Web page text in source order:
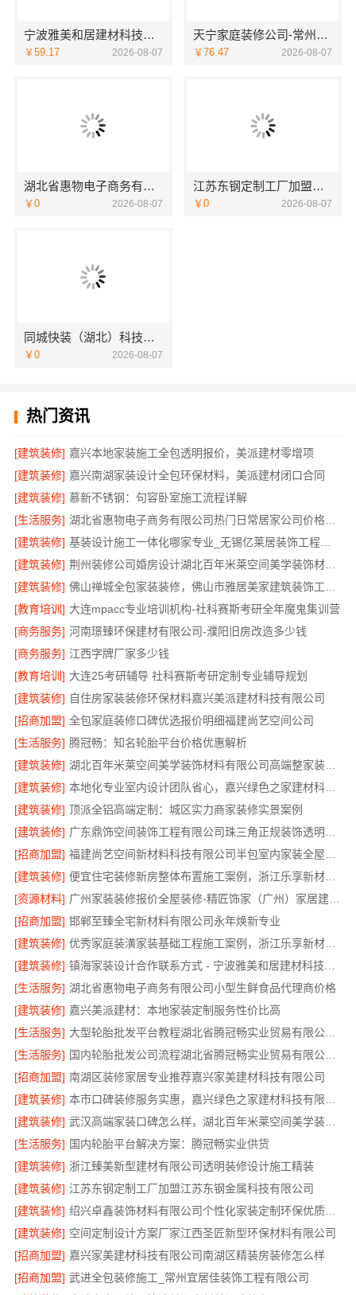
宁波雅美和居建材科技有限公司|老牌家装设计施工对接渠道
￥59.17 2026-08-07
天宁家庭装修公司-常州宜居佳装饰工程有限公司
￥76.47 2026-08-07
湖北省惠物电子商务有限公司最新生鲜食品网站价格
￥0 2026-08-07
江苏东钢定制工厂加盟条件与流程——江苏东钢金属科技有限公司
￥0 2026-08-07
同城快装（湖北）科技有限公司：湖北全包一站式装修日式原木风快速交付
￥0 2026-08-07
热门资讯
[建筑装修] 嘉兴本地家装施工全包透明报价，美派建材零增项
[建筑装修] 嘉兴南湖家装设计全包环保材料，美派建材闭口合同
[建筑装修] 慕新不锈钢：句容卧室施工流程详解
[生活服务]
湖北省惠物电子商务有限公司热门日常居家公司价格分析
[建筑装修]
基装设计施工一体化哪家专业_无锡亿莱居装饰工程材料有限公司
[建筑装修]
荆州装修公司婚房设计湖北百年米莱空间美学装饰材料有限公司
[建筑装修]
[教育培训] 大连mpacc专业培训机构-社科赛斯考研全年魔鬼集训营
[商务服务] 河南璟臻环保建材有限公司-濮阳旧房改造多少钱
[商务服务] 江西字牌厂家多少钱
[教育培训] 大连25考研辅导 社科赛斯考研定制专业辅导规划
[建筑装修] 自住房家装装修环保材料嘉兴美派建材科技有限公司
[招商加盟] 全包家庭装修口碑优选报价明细福建尚艺空间公司
[生活服务] 腾冠畅：知名轮胎平台价格优惠解析
[建筑装修]
湖北百年米莱空间美学装饰材料有限公司高端整家装修老房翻新
[建筑装修]
本地化专业室内设计团队省心，嘉兴绿色之家建材科技有限公司全程托管
[建筑装修] 顶派全铝高端定制：城区实力商家装修实景案例
[建筑装修]
[招商加盟]
[建筑装修]
便宜住宅装修新房整体布置施工案例，浙江乐享新材料有限公司为您详解
[资源材料]
广州家装装修报价全屋装修-精匠饰家（广州）家居建材有限公司
[招商加盟] 邯郸至臻全宅新材料有限公司永年焕新专业
[建筑装修]
优秀家庭装潢家装基础工程施工案例，浙江乐享新材料有限公司案例展示
[建筑装修]
[生活服务] 湖北省惠物电子商务有限公司小型生鲜食品代理商价格
[建筑装修] 嘉兴美派建材：本地家装定制服务性价比高
[生活服务]
大型轮胎批发平台教程湖北省腾冠畅实业贸易有限公司采购指南
[生活服务]
国内轮胎批发公司流程湖北省腾冠畅实业贸易有限公司规范交易
[招商加盟] 南湖区装修家居专业推荐嘉兴家美建材科技有限公司
[建筑装修]
[建筑装修]
武汉高端家装口碑怎么样，湖北百年米莱空间美学装饰材料有限公司实力说话
[生活服务] 国内轮胎平台解决方案：腾冠畅实业供货
[建筑装修] 浙江臻美新型建材有限公司透明装修设计施工精装
[建筑装修] 江苏东钢定制工厂加盟江苏东钢金属科技有限公司
[建筑装修]
绍兴卓鑫装饰材料有限公司个性化家装定制环保优质材料
[建筑装修] 空间定制设计方案厂家江西圣匠新型环保材料有限公司
[招商加盟] 嘉兴家美建材科技有限公司南湖区精装房装修怎么样
[招商加盟] 武进全包装修施工_常州宜居佳装饰工程有限公司